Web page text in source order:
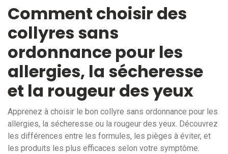
Comment choisir des
collyres sans
ordonnance pour les
allergies, la sécheresse
et la rougeur des yeux
Apprenez à choisir le bon collyre sans ordonnance pour les
allergies, la sécheresse ou la rougeur des yeux. Découvrez
les différences entre les formules, les pièges à éviter, et
les produits les plus efficaces selon votre symptôme.